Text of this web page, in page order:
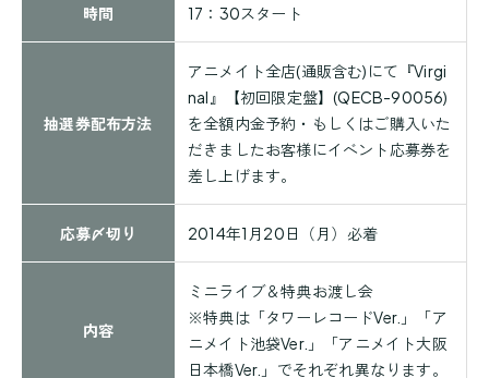
時間 17：30スタート
抽選券配布方法
アニメイト全店(通販含む)にて『Virgi
nal』【初回限定盤】(QECB-90056)
を全額内金予約・もしくはご購入いた
だきましたお客様にイベント応募券を
差し上げます。
応募〆切り 2014年1月20日（月）必着
内容
ミニライブ＆特典お渡し会
※特典は「タワーレコードVer.」「ア
ニメイト池袋Ver.」「アニメイト大阪
日本橋Ver.」でそれぞれ異なります。